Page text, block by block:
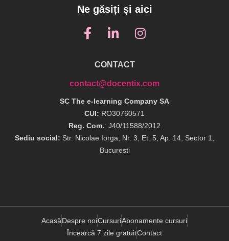
Ne găsiți și aici
CONTACT
contact@docentix.com
SC The e-learning Company SA
CUI: RO30760571
Reg. Com.: J40/11588/2012
Sediu social: Str. Nicolae Iorga, Nr. 3, Et. 5, Ap. 14, Sector 1,
Bucuresti
AcasăDespre noiCursuriAbonamente cursuri
Încearcă 7 zile gratuitContact